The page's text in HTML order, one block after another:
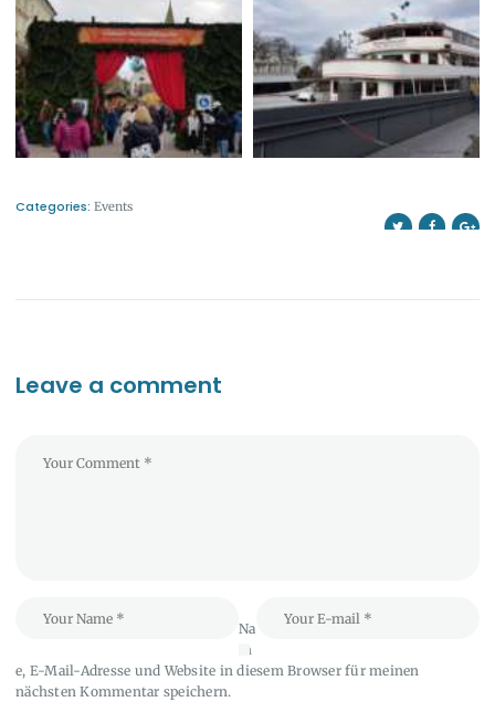
Categories: Events
Leave a comment
Na
m
e, E-Mail-Adresse und Website in diesem Browser für meinen
nächsten Kommentar speichern.